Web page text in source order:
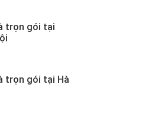
trọn gói tại
trọn gói tại Hà